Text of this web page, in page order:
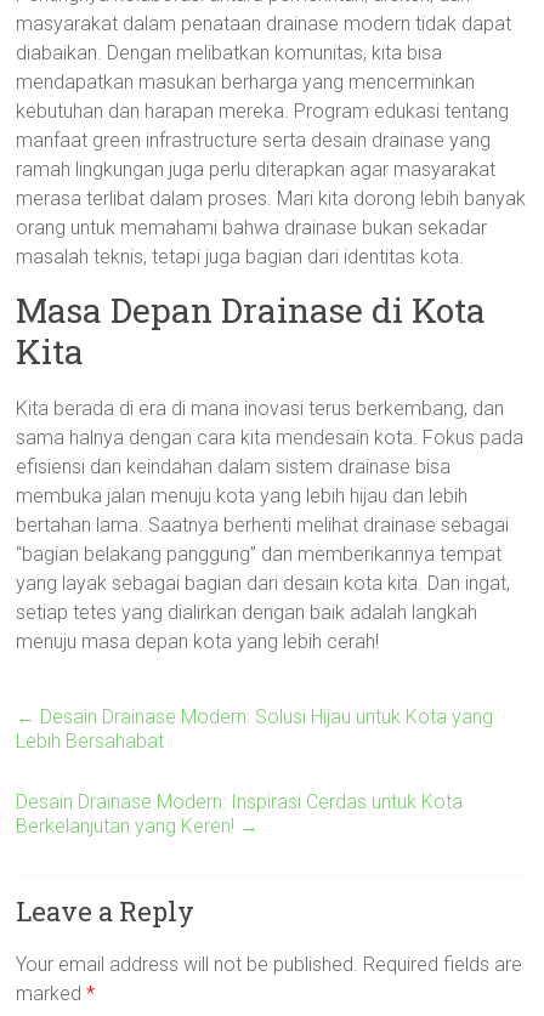
masyarakat dalam penataan drainase modern tidak dapat
diabaikan. Dengan melibatkan komunitas, kita bisa
mendapatkan masukan berharga yang mencerminkan
kebutuhan dan harapan mereka. Program edukasi tentang
manfaat green infrastructure serta desain drainase yang
ramah lingkungan juga perlu diterapkan agar masyarakat
merasa terlibat dalam proses. Mari kita dorong lebih banyak
orang untuk memahami bahwa drainase bukan sekadar
masalah teknis, tetapi juga bagian dari identitas kota.
Masa Depan Drainase di Kota
Kita
Kita berada di era di mana inovasi terus berkembang, dan
sama halnya dengan cara kita mendesain kota. Fokus pada
efisiensi dan keindahan dalam sistem drainase bisa
membuka jalan menuju kota yang lebih hijau dan lebih
bertahan lama. Saatnya berhenti melihat drainase sebagai
“bagian belakang panggung” dan memberikannya tempat
yang layak sebagai bagian dari desain kota kita. Dan ingat,
setiap tetes yang dialirkan dengan baik adalah langkah
menuju masa depan kota yang lebih cerah!
← Desain Drainase Modern: Solusi Hijau untuk Kota yang
Lebih Bersahabat
Desain Drainase Modern: Inspirasi Cerdas untuk Kota
Berkelanjutan yang Keren! →
Leave a Reply
Your email address will not be published. Required fields are
marked*